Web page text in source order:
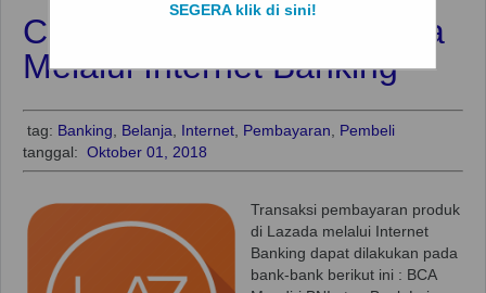
Cara Bayar Produk Lazada
Melalui Internet Banking
tag: Banking, Belanja, Internet, Pembayaran, Pembeli
tanggal: Oktober 01, 2018
Transaksi pembayaran produk
di Lazada melalui Internet
Banking dapat dilakukan pada
bank-bank berikut ini : BCA
SEGERA klik di sini!